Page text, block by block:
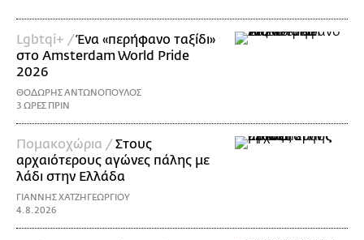
Lgbtqi+ /Ένα «περήφανο ταξίδι»
στο Amsterdam World Pride
2026
ΘΟΔΩΡΗΣ ΑΝΤΩΝΟΠΟΥΛΟΣ
3 ΩΡΕΣ ΠΡΙΝ
Πομακοχώρια /Στους
αρχαιότερους αγώνες πάλης με
λάδι στην Ελλάδα
ΓΙΑΝΝΗΣ ΧΑΤΖΗΓΕΩΡΓΙΟΥ
4.8.2026